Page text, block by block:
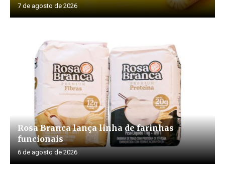
7 de agosto de 2026
Rosa Branca lança linha de farinhas
funcionais
6 de agosto de 2026